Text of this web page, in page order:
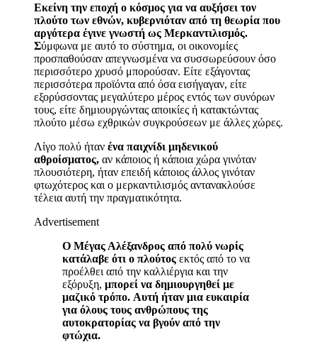
Εκείνη την εποχή ο κόσμος για να αυξήσει τον
πλούτο των εθνών, κυβερνιόταν από τη θεωρία που
αργότερα έγινε γνωστή ως Μερκαντιλισμός.
Σύμφωνα με αυτό το σύστημα, οι οικονομίες
προσπαθούσαν απεγνωσμένα να συσσωρεύσουν όσο
περισσότερο χρυσό μπορούσαν. Είτε εξάγοντας
περισσότερα προϊόντα από όσα εισήγαγαν, είτε
εξορύσσοντας μεγαλύτερο μέρος εντός των συνόρων
τους, είτε δημιουργώντας αποικίες ή κατακτώντας
πλούτο μέσω εχθρικών συγκρούσεων με άλλες χώρες.
Λίγο πολύ ήταν ένα παιχνίδι μηδενικού
αθροίσματος, αν κάποιος ή κάποια χώρα γινόταν
πλουσιότερη, ήταν επειδή κάποιος άλλος γινόταν
φτωχότερος και ο μερκαντιλισμός αντανακλούσε
τέλεια αυτή την πραγματικότητα.
Advertisement
Ο Μέγας Αλέξανδρος από πολύ νωρίς
κατάλαβε ότι ο πλούτος εκτός από το να
προέλθει από την καλλιέργια και την
εξόρυξη, μπορεί να δημιουργηθεί με
μαζικό τρόπο. Αυτή ήταν μια ευκαιρία
για όλους τους ανθρώπους της
αυτοκρατορίας να βγούν από την
φτώχια.